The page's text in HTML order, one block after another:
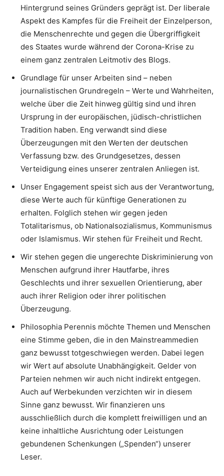
Hintergrund seines Gründers geprägt ist. Der liberale
Aspekt des Kampfes für die Freiheit der Einzelperson,
die Menschenrechte und gegen die Übergriffigkeit
des Staates wurde während der Corona-Krise zu
einem ganz zentralen Leitmotiv des Blogs.
Grundlage für unser Arbeiten sind – neben
journalistischen Grundregeln – Werte und Wahrheiten,
welche über die Zeit hinweg gültig sind und ihren
Ursprung in der europäischen, jüdisch-christlichen
Tradition haben. Eng verwandt sind diese
Überzeugungen mit den Werten der deutschen
Verfassung bzw. des Grundgesetzes, dessen
Verteidigung eines unserer zentralen Anliegen ist.
Unser Engagement speist sich aus der Verantwortung,
diese Werte auch für künftige Generationen zu
erhalten. Folglich stehen wir gegen jeden
Totalitarismus, ob Nationalsozialismus, Kommunismus
oder Islamismus. Wir stehen für Freiheit und Recht.
Wir stehen gegen die ungerechte Diskriminierung von
Menschen aufgrund ihrer Hautfarbe, ihres
Geschlechts und ihrer sexuellen Orientierung, aber
auch ihrer Religion oder ihrer politischen
Überzeugung.
Philosophia Perennis möchte Themen und Menschen
eine Stimme geben, die in den Mainstreammedien
ganz bewusst totgeschwiegen werden. Dabei legen
wir Wert auf absolute Unabhängigkeit. Gelder von
Parteien nehmen wir auch nicht indirekt entgegen.
Auch auf Werbekunden verzichten wir in diesem
Sinne ganz bewusst. Wir finanzieren uns
ausschließlich durch die komplett freiwilligen und an
keine inhaltliche Ausrichtung oder Leistungen
gebundenen Schenkungen („Spenden“) unserer
Leser.